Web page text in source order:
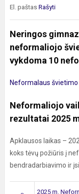
El. paštas Rašyti
Neringos
neformaliojo
vykdoma 10
Neformalaus
Neformaliojo
rezultatai 2025
Apklausos laikas –
koks tėvų požiūris į
bendradarbiavimo ir
2025 m.